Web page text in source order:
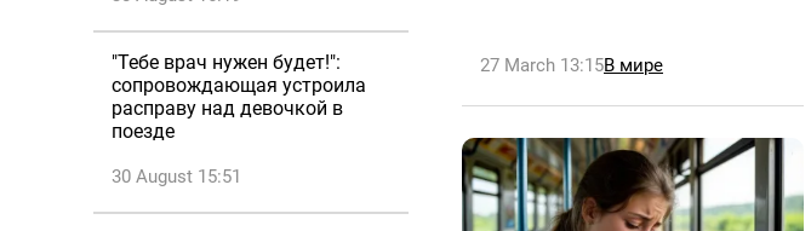
"Тебе врач нужен будет!":
сопровождающая устроила
расправу над девочкой в
поезде
30 August 15:51
27 March 13:15В мире